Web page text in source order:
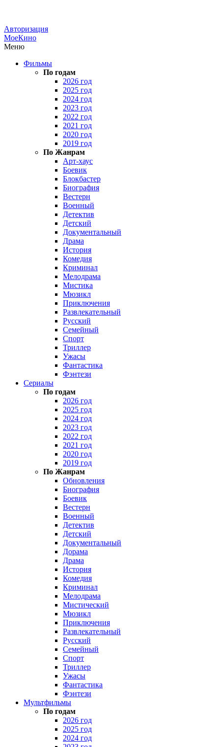
Авторизация
МоеКино
Меню
Фильмы
По годам
2026 год
2025 год
2024 год
2023 год
2022 год
2021 год
2020 год
2019 год
По Жанрам
Арт-хаус
Боевик
Блокбастер
Биография
Вестерн
Военный
Детектив
Детский
Документальный
Драма
История
Комедия
Криминал
Мелодрама
Мистика
Мюзикл
Приключения
Развлекательный
Русский
Семейный
Спорт
Триллер
Ужасы
Фантастика
Фэнтези
Сериалы
По годам
2026 год
2025 год
2024 год
2023 год
2022 год
2021 год
2020 год
2019 год
По Жанрам
Обновления
Биография
Боевик
Вестерн
Военный
Детектив
Детский
Документальный
Дорама
Драма
История
Комедия
Криминал
Мелодрама
Мистический
Мюзикл
Приключения
Развлекательный
Русский
Семейный
Спорт
Триллер
Ужасы
Фантастика
Фэнтези
Мультфильмы
По годам
2026 год
2025 год
2024 год